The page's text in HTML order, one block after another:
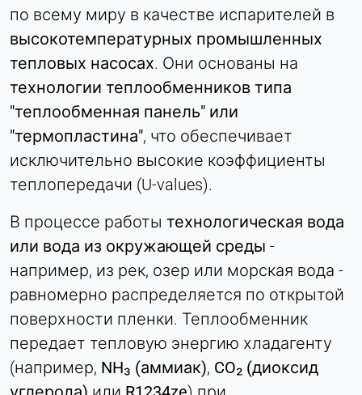
по всему миру в качестве испарителей в
высокотемпературных промышленных
тепловых насосах. Они основаны на
технологии теплообменников типа
"теплообменная панель" или
"термопластина", что обеспечивает
исключительно высокие коэффициенты
теплопередачи (U-values).
В процессе работы технологическая вода
или вода из окружающей среды -
например, из рек, озер или морская вода -
равномерно распределяется по открытой
поверхности пленки. Теплообменник
передает тепловую энергию хладагенту
(например, NH₃ (аммиак), CO₂ (диоксид
Provider:
Leadinfo B.V.
Purpose:
Cookie duration:
Hotjar
hjSession#, hjSessionUser#,
_hjAbsoluteSessionInProgress
Provider:
Purpose:
Cookie duration:
Сессия - 1 год